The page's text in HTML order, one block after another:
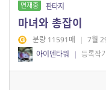
연재중 판타지
마녀와 총잡이
분량 11591매 | 7월
아이덴타워
| 등록작